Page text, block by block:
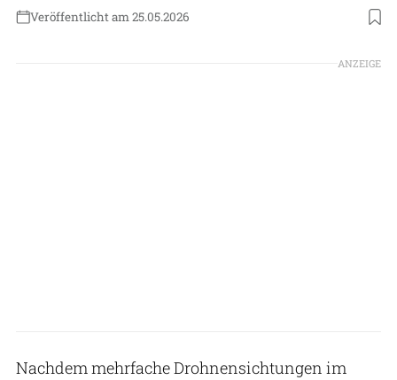
Veröffentlicht am 25.05.2026
Foto: Honeywell
ANZEIGE
Nachdem mehrfache Drohnensichtungen im